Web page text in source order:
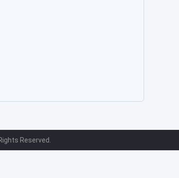
Reserved.